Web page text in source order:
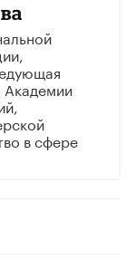
Академии
в сфере